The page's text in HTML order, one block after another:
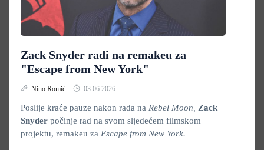
Zack Snyder radi na remakeu za
"Escape from New York"
Nino Romić 03.06.2026.
Poslije kraće pauze nakon rada na Rebel Moon, Zack
Snyder počinje rad na svom sljedećem filmskom
projektu, remakeu za Escape from New York.